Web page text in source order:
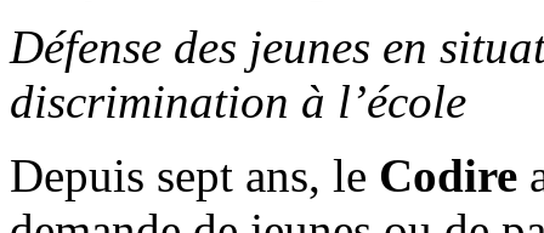
Défense des jeunes en
discrimination à l’école
Depuis sept ans, le Codire